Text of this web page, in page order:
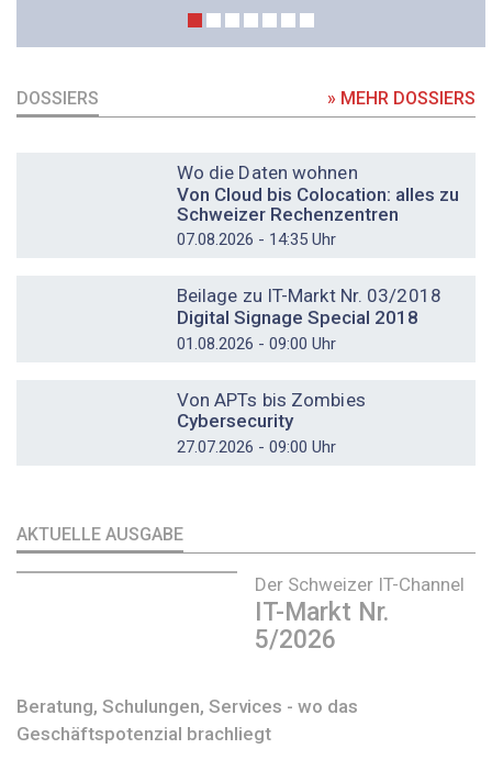
DOSSIERS » MEHR DOSSIERS
Wo die Daten wohnen
Von Cloud bis Colocation: alles zu
Schweizer Rechenzentren
07.08.2026 - 14:35 Uhr
Beilage zu IT-Markt Nr. 03/2018
Digital Signage Special 2018
01.08.2026 - 09:00 Uhr
Von APTs bis Zombies
Cybersecurity
27.07.2026 - 09:00 Uhr
AKTUELLE AUSGABE
Der Schweizer IT-Channel
IT-Markt Nr.
5/2026
Beratung, Schulungen, Services - wo das
Geschäftspotenzial brachliegt